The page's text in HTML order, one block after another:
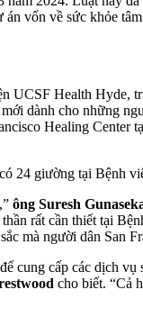
vốn về sức khỏe
UCSF Health Hyde,
dành cho những
Healing Center
24 giường tại Bệnh
ông Suresh
rất cần thiết tại
mà người dân San
cung cấp các dịch
cho biết. “Cả